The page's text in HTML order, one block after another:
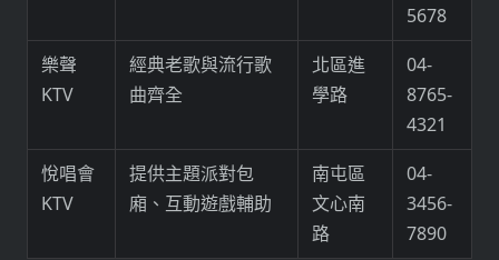
5678
樂聲
KTV
經典老歌與流行歌
曲齊全
北區進
學路
04-
8765-
4321
悅唱會
KTV
提供主題派對包
廂、互動遊戲輔助
南屯區
文心南
路
04-
3456-
7890